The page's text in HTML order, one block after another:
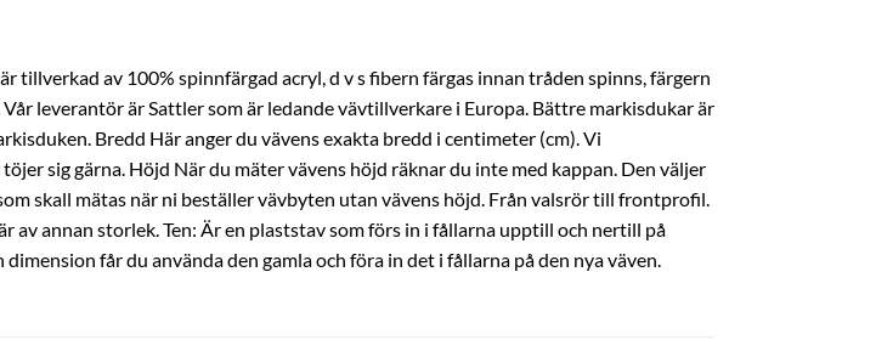
av 100% spinnfärgad acryl, d v s fibern färgas innan tråden spinns, färgern
leverantör är Sattler som är ledande vävtillverkare i Europa. Bättre markisdukar är
Bredd Här anger du vävens exakta bredd i centimeter (cm). Vi
sig gärna. Höjd När du mäter vävens höjd räknar du inte med kappan. Den väljer
skall mätas när ni beställer vävbyten utan vävens höjd. Från valsrör till frontprofil.
av annan storlek. Ten: Är en plaststav som förs in i fållarna upptill och nertill på
får du använda den gamla och föra in det i fållarna på den nya väven.